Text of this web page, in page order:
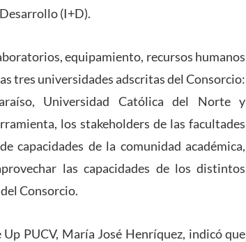
(I+D).
equipamiento, recursos humanos
tres universidades adscritas del Consorcio:
Universidad Católica del Norte y
los stakeholders de las facultades
capacidades de la comunidad académica,
las capacidades de los distintos
Consorcio.
PUCV, María José Henríquez, indicó que